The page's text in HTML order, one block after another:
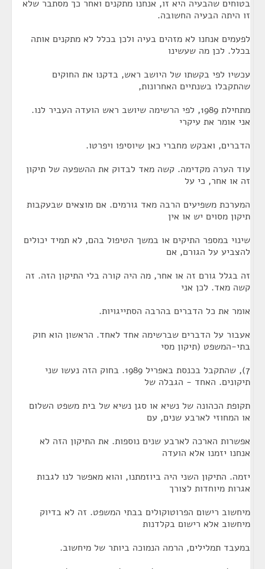
בטוחים שהבעיה היא זו, אנחנו מתקנים ואחר כך מסתבר שלא
זו היתה הבעיה החשובה.
לפעמים אנחנו לא מזהים בעיה ולכן בכלל לא מתקנים אותה
בכלל. לכן מה שעשינו
עכשיו לפי בקשתו של היושב ראש, בדקנו את החוקים
שהתקבלו בשנתיים האחרונות,
מתחילת 1989, לפי הרשימה שיושב ראש הועדה העביר לנו.
אני אומר את עיקרי
הדברים, ואבקש מחברי כאן שיוסיפו ויפרטו.
עוד הערה מקדימה. קשה מאד לבדוק את ההשפעה של תיקון
זה או אחר, כי על
המערכת משפיעים הרבה מאד גורמים. אם מוצאים שבעקבות
תיקון מסוים יש או אין
שינוי במספר התיקים או במשך הטיפול בהם, לא תמיד יכולים
להצביע על הגורם, אם
זה בגלל גורם זה או אחר, מה היה קורה בלי התיקון הזה. זה
קשה מאד. לכן אני
אומר את כל הדברים בהרבה הסתייגויות.
אעבור על הדברים שברשימה אחד לאחד. הראשון הוא חוק
בתי-המשפט (תיקון מסי
7), שהתקבל בכנסת באפריל 1989. בחוק הזה נעשו שני
תיקונים. האחד - הגבלה של
תקופת הכהונה של נשיא או סגן נשיא של בית משפט השלום
או המחוזי לארבע שנים, עם
אפשרות הארכה לארבע שנים נוספות. את התיקון הזה לא
אנחנו יזמנו אלא הועדה
יזמה. התיקון השני היה ביוזמתנו, והוא מאפשר לנו לגבות
אגרות מיוחדות לצורך
מיחשוב רישום הפרוטוקולים בבתי המשפט. זה לא בדיוק
מיחשוב אלא רישום בקלדנות
במעבד תמלילים, הרמה הנמוכה ביותר של מיחשוב.